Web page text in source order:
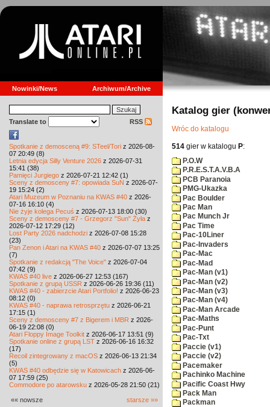
Nowinki/News Archiwum/Archive
Translate to RSS
Spotkanie z demosceną #9: STeel/Tori z 2026-08-
07 20:49 (8)
Letnia edycja Silly Venture 2026 z 2026-07-31
15:41 (38)
Pamięci Jurgiego z 2026-07-21 12:42 (1)
Sceny z demosceny #7: opowiada SuN z 2026-07-
19 15:24 (2)
Atari Muzeum w Poznaniu na KWAS #40 z 2026-
07-16 16:10 (4)
Nie żyje kolega Pecuś z 2026-07-13 18:00 (30)
Sceny z demosceny #7 - Grzegorz "Sun" Żyła z
2026-07-12 17:29 (12)
Lost Party 2026 nadchodzi z 2026-07-08 15:28
(23)
Pan Zenon i Atari na KWAS #40 z 2026-07-07 13:25
(7)
Spotkanie z redakcją "The Voice" z 2026-07-04
07:42 (9)
KWAS #40 live z 2026-06-27 12:53 (167)
Spotkanie z grupą USSR z 2026-06-26 19:36 (11)
KWAS #40 - zabierzcie Atari Portfolio! z 2026-06-23
08:12 (0)
KWAS #40 - naprawa retrosprzętu z 2026-06-21
17:15 (1)
Sceny z demosceny #7 z Bigerem i MBR z 2026-
06-19 22:08 (0)
Atari Floppy Image Toolkit z 2026-06-17 13:51 (9)
Spotkanie online z grupą LST z 2026-06-16 16:32
(17)
Recoil zintegrowany z macOS z 2026-06-13 21:34
(5)
KWAS #40 odbędzie się w Katowicach z 2026-06-
07 17:59 (25)
Commodore po atarowsku z 2026-05-28 21:50 (21)
«« nowsze starsze »»
Katalog gier
Wróc do katalogu
514 gier w katalogu P:
P.O.W
P.R.E.S.T.A.V.B.A
PCB Paranoia
PMG-Ukazka
Pac Boulder
Pac Man
Pac Munch Jr
Pac Time
Pac-10Liner
Pac-Invaders
Pac-Mac
Pac-Mad
Pac-Man (v1)
Pac-Man (v2)
Pac-Man (v3)
Pac-Man (v4)
Pac-Man Arcade
Pac-Maths
Pac-Punt
Pac-Txt
Paccie (v1)
Paccie (v2)
Pacemaker
Pachinko Machine
Pacific Coast Hwy
Pack Man
Packman